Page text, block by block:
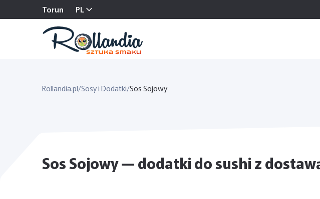
Torun PL
Rollandia.pl/Sosy i Dodatki/Sos Sojowy
Sos Sojowy — dodatki do sushi z